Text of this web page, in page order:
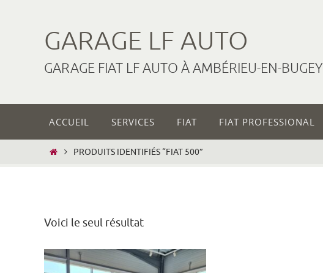
GARAGE LF AUTO
GARAGE FIAT LF AUTO À AMBÉRIEU-EN-BUGEY
le
ACCUEIL SERVICES FIAT FIAT PROFESSIONAL
HOMEPRODUITS IDENTIFIÉS “FIAT 500”
Voici le seul résultat